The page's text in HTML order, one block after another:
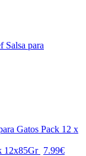
12x85Gr 7.99€